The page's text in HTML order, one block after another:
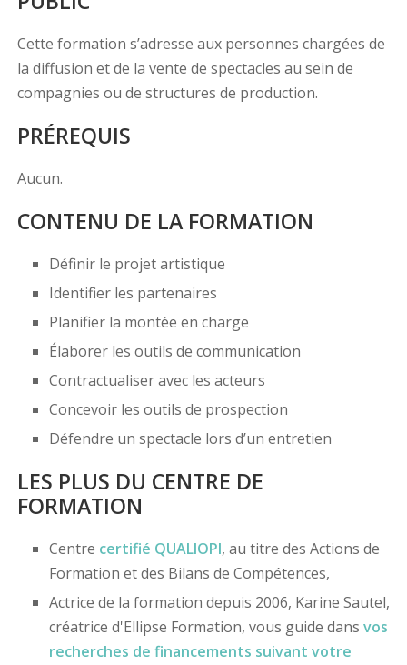
Cette formation s’adresse aux personnes chargées de
la diffusion et de la vente de spectacles au sein de
compagnies ou de structures de production.
PRÉREQUIS
Aucun.
CONTENU DE LA FORMATION
Définir le projet artistique
Identifier les partenaires
Planifier la montée en charge
Élaborer les outils de communication
Contractualiser avec les acteurs
Concevoir les outils de prospection
Défendre un spectacle lors d’un entretien
LES PLUS DU CENTRE DE
FORMATION
Centre certifié QUALIOPI, au titre des Actions de
Formation et des Bilans de Compétences,
Actrice de la formation depuis 2006, Karine Sautel,
créatrice d'Ellipse Formation, vous guide dans vos
recherches de financements suivant votre